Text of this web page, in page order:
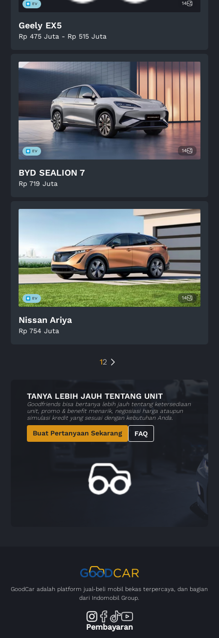
14
Geely EX5
Rp 475 Juta - Rp 515 Juta
14
BYD SEALION 7
Rp 719 Juta
14
Nissan Ariya
Rp 754 Juta
12
TANYA LEBIH JAUH TENTANG UNIT
Goodfriends bisa bertanya lebih jauh tentang ketersediaan
unit, promo & benefit menarik, negosiasi harga ataupun
simulasi kredit yang sesuai dengan kebutuhan Anda.
Buat Pertanyaan Sekarang FAQ
GoodCar adalah platform jual-beli mobil bekas terpercaya, dan bagian
dari Indomobil Group.
Pembayaran